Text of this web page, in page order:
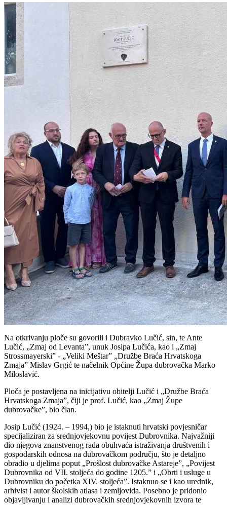
Na otkrivanju ploče su govorili i Dubravko Lučić, sin, te Ante
Lučić, „Zmaj od Levanta”, unuk Josipa Lučića, kao i „Zmaj
Strossmayerski” - „Veliki Meštar” „Družbe Braća Hrvatskoga
Zmaja” Mislav Grgić te načelnik Općine Župa dubrovačka Marko
Miloslavić.
Ploča je postavljena na inicijativu obitelji Lučić i „Družbe Braća
Hrvatskoga Zmaja”, čiji je prof. Lučić, kao „Zmaj Župe
dubrovačke”, bio član.
Josip Lučić (1924. – 1994,) bio je istaknuti hrvatski povjesničar
specijaliziran za srednjovjekovnu povijest Dubrovnika. Najvažniji
dio njegova znanstvenog rada obuhvaća istraživanja društvenih i
gospodarskih odnosa na dubrovačkom području, što je detaljno
obradio u djelima poput „Prošlost dubrovačke Astareje”, „Povijest
Dubrovnika od VII. stoljeća do godine 1205.” i „Obrti i usluge u
Dubrovniku do početka XIV. stoljeća”. Istaknuo se i kao urednik,
arhivist i autor školskih atlasa i zemljovida. Posebno je pridonio
objavljivanju i analizi dubrovačkih srednjovjekovnih izvora te